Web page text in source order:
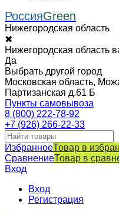
РоссияGreen
Нижегородская область
✖
Нижегородская область
Да
Выбрать другой город
Московская область,
Партизанская д.61 Б
Пункты самовывоза
8 (800) 222-78-92
+7 (926) 266-22-33
ИзбранноеТовар в
СравнениеТовар в
Вход
Вход
Регистрация